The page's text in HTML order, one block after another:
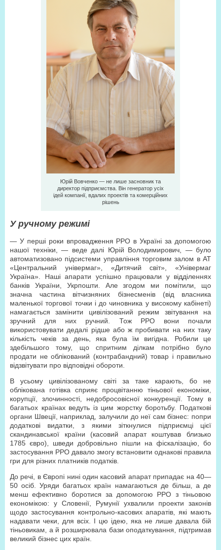
Юрій Вовченко — не лише засновник та
директор підприємства. Він генератор усіх
ідей компанії, вдалих проектів та комерційних
рішень
У ручному режимі
— У перші роки впровадження РРО в Україні за допомогою
нашої техніки, — веде далі Юрій Володимирович, — було
автоматизовано підсистеми управління торговим залом в АТ
«Центральний універмаг», «Дитячий світ», «Універмаг
Україна». Наші апарати успішно працювали у відділеннях
банків України, Укрпошти. Але згодом ми помітили, що
значна частина вітчизняних бізнесменів (від власника
маленької торгової точки і до чиновника у високому кабінеті)
намагається замінити цивілізований режим звітування на
зручний для них ручний. Тож РРО вони почали
використовувати дедалі рідше або ж пробивати на них таку
кількість чеків за день, яка була їм вигідна. Робили це
здебільшого тому, що спритним ділкам потрібно було
продати не облікований (контрабандний) товар і правильно
відзвітувати про відповідні обороти.
В усьому цивілізованому світі за таке карають, бо не
облікована готівка сприяє процвітанню тіньової економіки,
корупції, злочинності, недобросовісної конкуренції. Тому в
багатьох країнах ведуть із цим жорстку боротьбу. Податкові
органи Швеції, наприклад, залучили до неї сам бізнес: попри
додаткові видатки, з якими зіткнулися підприємці цієї
скандинавської країни (касовий апарат коштував близько
1785 євро), шведи добровільно пішли на фіскалізацію, бо
застосування РРО давало змогу встановити однакові правила
гри для різних платників податків.
До речі, в Європі нині один касовий апарат припадає на 40—
50 осіб. Уряди багатьох країн намагаються де більш, а де
менш ефективно боротися за допомогою РРО з тіньовою
економікою: у Словенії, Румунії ухвалили проекти законів
щодо застосування контрольно-касових апаратів, які мають
надавати чеки, для всіх. І цю ідею, яка не лише давала бій
тіньовикам, а й розширювала бази оподаткування, підтримав
великий бізнес цих країн.